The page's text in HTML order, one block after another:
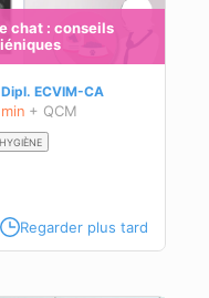
chat : conseils
Dipl. ECVIM-CA
+ QCM
HYGIÈNE
Regarder plus tard